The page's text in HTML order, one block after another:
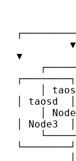
▼
┌────────┐
│ taosd  │
│ Node3  │
└────────┘